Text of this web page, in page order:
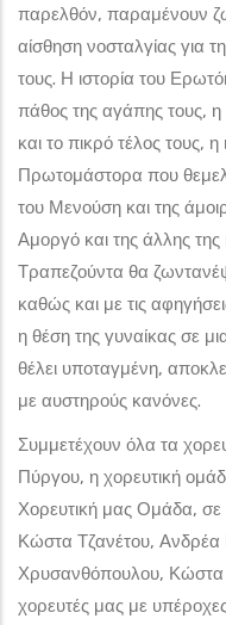
παρελθόν, παραμένουν
αίσθηση νοσταλγίας
τους. Η ιστορία του
πάθος της αγάπης τους, η
και το πικρό τέλος τους, η
Πρωτομάστορα που
του Μενούση και της
Αμοργό και της άλλης
Τραπεζούντα θα
καθώς και με τις
η θέση της γυναίκας σε
θέλει υποταγμένη,
με αυστηρούς κανόνες.
Συμμετέχουν όλα τα
Πύργου, η χορευτική
Χορευτική μας Ομάδα,
Κώστα Τζανέτου, Ανδρέα
Χρυσανθόπουλου, Κώστα
χορευτές μας με